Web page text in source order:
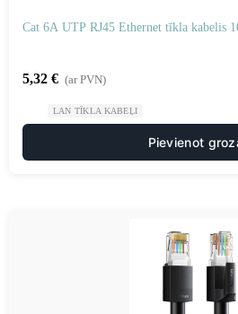
Cat 6A UTP RJ45 Ethernet tīkla kabelis
5,32 € (ar PVN)
LAN TĪKLA KABEĻI
Pievienot